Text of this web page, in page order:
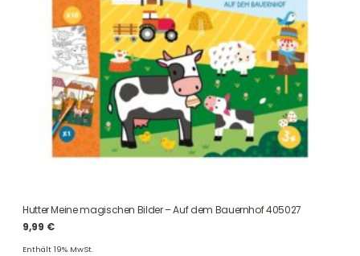
Hutter Meine magischen Bilder – Auf dem Bauernhof 405027
9,99 €
Enthält 19% MwSt.